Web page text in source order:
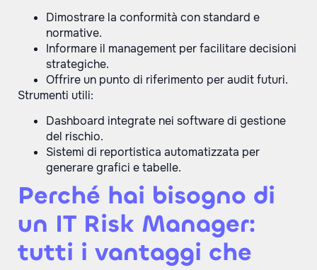
Dimostrare la conformità con standard e
normative.
Informare il management per facilitare decisioni
strategiche.
Offrire un punto di riferimento per audit futuri.
Strumenti utili:
Dashboard integrate nei software di gestione
del rischio.
Sistemi di reportistica automatizzata per
generare grafici e tabelle.
Perché hai bisogno di
un IT Risk Manager:
tutti i vantaggi che